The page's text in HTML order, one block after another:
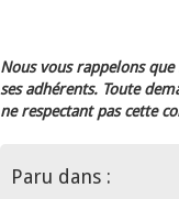
Nous vous rappelons
ses adhérents. Toute
ne respectant pas cette
Paru dans :